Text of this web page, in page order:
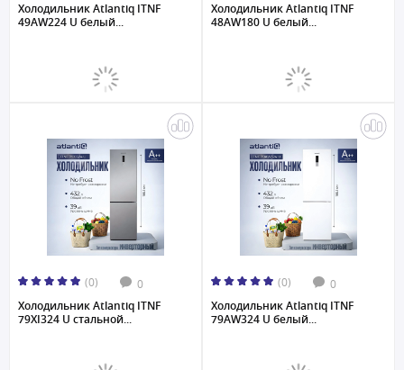
Холодильник Atlantiq ITNF
49AW224 U белый...
Холодильник Atlantiq ITNF
48AW180 U белый...
(0) 0
Холодильник Atlantiq ITNF
79XI324 U стальной...
(0) 0
Холодильник Atlantiq ITNF
79AW324 U белый...